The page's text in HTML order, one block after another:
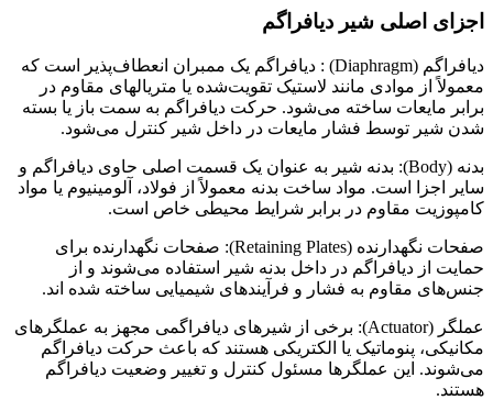
اجزای اصلی شیر دیافراگم
دیافراگم (Diaphragm) : دیافراگم یک ممبران انعطاف‌پذیر است که
معمولاً از موادی مانند لاستیک تقویت‌شده یا متریالهای مقاوم در
برابر مایعات ساخته می‌شود. حرکت دیافراگم به سمت باز یا بسته
شدن شیر توسط فشار مایعات در داخل شیر کنترل می‌شود.
بدنه (Body): بدنه شیر به عنوان یک قسمت اصلی حاوی دیافراگم و
سایر اجزا است. مواد ساخت بدنه معمولاً از فولاد، آلومینیوم یا مواد
کامپوزیت مقاوم در برابر شرایط محیطی خاص است.
صفحات نگهدارنده (Retaining Plates): صفحات نگهدارنده برای
حمایت از دیافراگم در داخل بدنه شیر استفاده می‌شوند و از
جنس‌های مقاوم به فشار و فرآیندهای شیمیایی ساخته شده اند.
عملگر (Actuator): برخی از شیرهای دیافراگمی مجهز به عملگرهای
مکانیکی، پنوماتیک یا الکتریکی هستند که باعث حرکت دیافراگم
می‌شوند. این عملگرها مسئول کنترل و تغییر وضعیت دیافراگم
هستند.